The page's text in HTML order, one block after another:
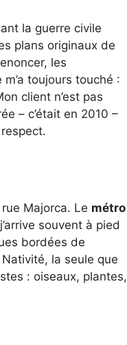
la guerre civile
plans originaux de
les
toujours touché :
client n’est pas
– c’était en 2010 –
Majorca. Le métro
souvent à pied
bordées de
la seule que
: oiseaux, plantes,